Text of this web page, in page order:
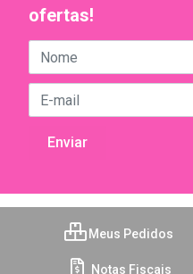
ofertas!
Meus Pedidos
Notas Fiscais